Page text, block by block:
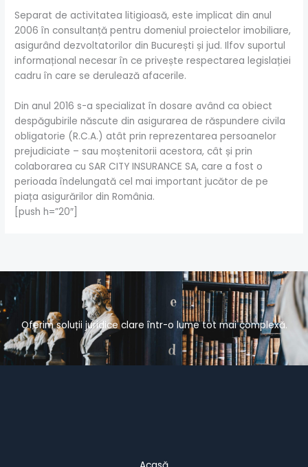
Separat de activitatea litigioasă, este implicat din anul
2006 în consultanță pentru domeniul proiectelor imobiliare,
asigurând dezvoltatorilor din București și jud. Ilfov suportul
informațional necesar în ce privește respectarea legislației
cadru în care se derulează afacerile.
Din anul 2016 s-a specializat în dosare având ca obiect
despăgubirile născute din asigurarea de răspundere civila
obligatorie (R.C.A.) atât prin reprezentarea persoanelor
prejudiciate – sau moștenitorii acestora, cât și prin
colaborarea cu SAR CITY INSURANCE SA, care a fost o
perioada îndelungată cel mai important jucător de pe
piața asigurărilor din România.
[push h=”20″]
Oferim soluții juridice clare într-o lume tot mai complexă.